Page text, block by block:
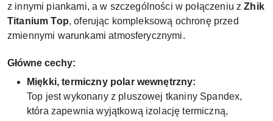
z innymi piankami, a w szczególności w połączeniu zZhik
Titanium Top, oferując kompleksową ochronę przed
zmiennymi warunkami atmosferycznymi.
Główne cechy:
Miękki, termiczny polar wewnętrzny:
Top jest wykonany z pluszowej tkaniny Spandex,
która zapewnia wyjątkową izolację termiczną,